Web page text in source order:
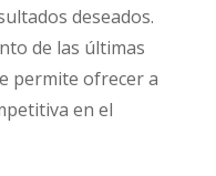
deseados.
de las últimas
permite ofrecer a
en el